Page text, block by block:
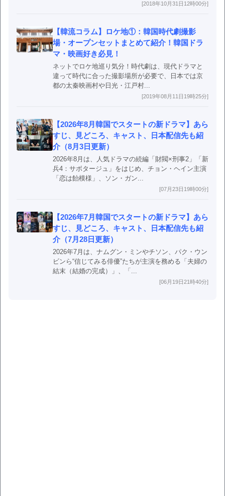
[2018年10月31日12時00分]
【韓流コラム】ロケ地①：韓国時代劇撮影
場・オープンセットまとめて紹介！韓国ドラ
マ・映画好き必見！
ネットでロケ地巡り気分！時代劇は、現代ドラマと
違って時代に合った撮影場所が必要で、日本では京
都の太秦映画村や日光・江戸村...
[2019年08月11日19時25分]
【2026年8月韓国でスタートの新ドラマ】あら
すじ、見どころ、キャスト、日本配信先も紹
介（8月3日更新）
2026年8月は、人気ドラマの続編「財閥×刑事2」「新
兵4：サボタージュ」をはじめ、チョン・ヘイン主演
「恋は飴模様」、ソン・ガン...
[07月23日19時00分]
【2026年7月韓国でスタートの新ドラマ】あら
すじ、見どころ、キャスト、日本配信先も紹
介（7月28日更新）
2026年7月は、ナムグン・ミンやチソン、パク・ウン
ビンら“信じてみる俳優”たちが主演を務める「夫婦の
結末（結婚の完成）」、「...
[06月19日21時40分]